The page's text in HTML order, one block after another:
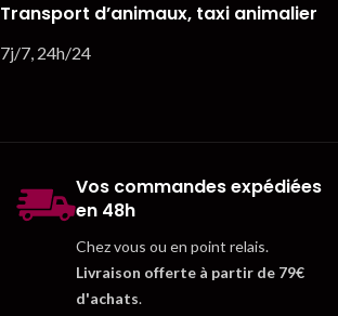
Transport d’animaux, taxi animalier
7j/7, 24h/24
Vos commandes expédiées
en 48h
Chez vous ou en point relais.
Livraison offerte à partir de 79€
d'achats.